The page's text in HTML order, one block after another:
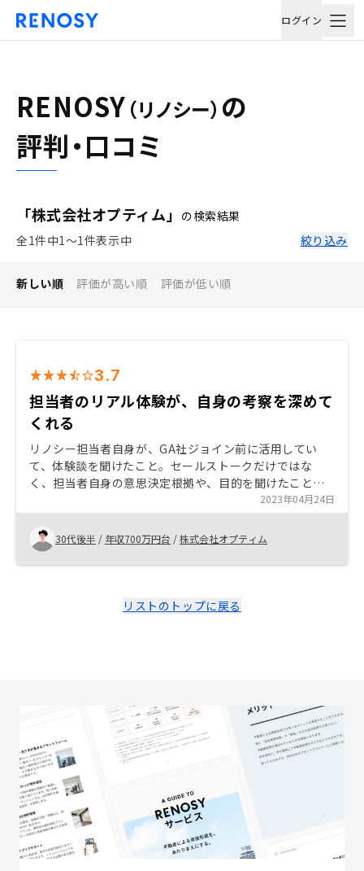
ログイン
RENOSY （リノシー） の
評判・口コミ
「株式会社オプティム」 の検索結果
全1件中1〜1件表示中
絞り込み
新しい順 評価が高い順 評価が低い順
3.7
担当者のリアル体験が、自身の考察を深めて
くれる
リノシー担当者自身が、GA社ジョイン前に活用してい
て、体験談を聞けたこと。セールストークだけではな
く、担当者自身の意思決定根拠や、目的を聞けたことが
リアリティが合ってよかった。基本的に気になった点に
対する質問は客観的な視点でクリアに返ってきて、自身
で考察する幅も広がった 諸費用等、契約後のやりとりが
ラインのキャプチャーだったりするので、証憑を正確に
出してほしい。御社の会計監査でも引っかかるのでは？
2023年04月24日
30代後半 / 年収700万円台 /株式会社オプティム
リストのトップに戻る